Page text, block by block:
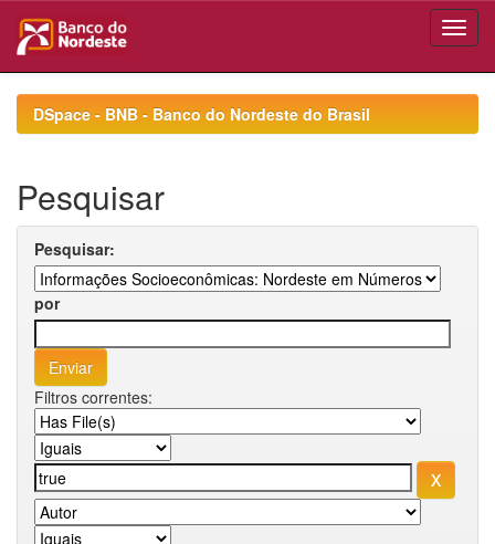
navigationDSpace - BNB - Banco do Nordeste do Brasil
Pesquisar
Pesquisar:
por
Filtros correntes: